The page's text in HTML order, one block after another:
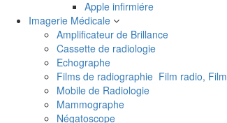
Apple infirmiére
Imagerie Médicale
Amplificateur de Brillance
Cassette de radiologie
Echographe
Films de radiographie Film radio,
Mobile de Radiologie
Mammographe
Négatoscope